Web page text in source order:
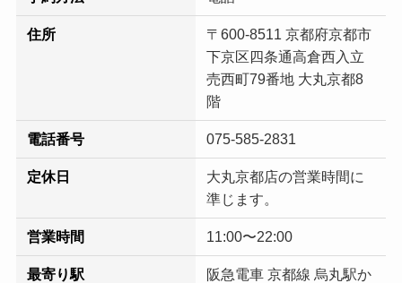
住所
〒600-8511 京都府京都市
下京区四条通高倉西入立
売西町79番地 大丸京都8
階
電話番号 075-585-2831
定休日
大丸京都店の営業時間に
準じます。
営業時間 11:00〜22:00
最寄り駅
阪急電車 京都線 烏丸駅か